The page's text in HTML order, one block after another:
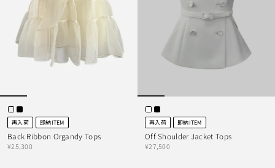
再入荷 即納ITEM
Back Ribbon Organdy Tops
¥25,300
再入荷 即納ITEM
Off Shoulder Jacket Tops
¥27,500